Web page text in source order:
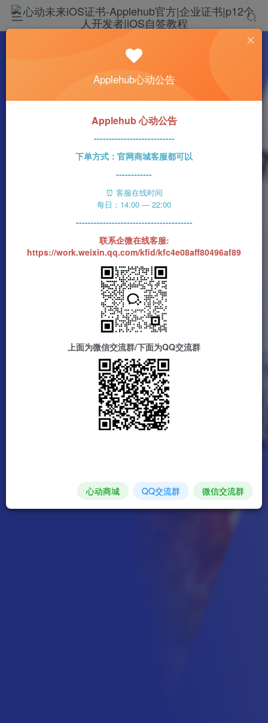
科技资讯
三星Galaxy Tab S9系列图片泄露：包括三款
设备
2023-06-18 n1ght_Ra1n
Applehub心动公告
Applehub 心动公告
---------------------------
下单方式：官网商城客服都可以
------------
⏰ 客服在线时间
每日：14:00 — 22:00
---------------------------------------
联系企微在线客服:
https://work.weixin.qq.com/kfid/kfc4e08aff80496af89
上面为微信交流群/下面为QQ交流群
心动商城 QQ交流群 微信交流群